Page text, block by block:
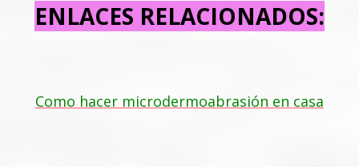
ENLACES RELACIONADOS:
Como hacer microdermoabrasión en casa